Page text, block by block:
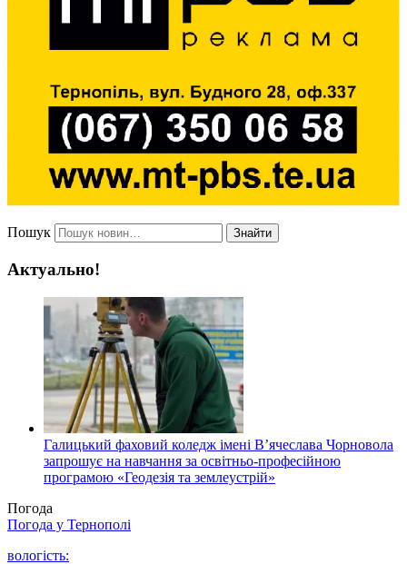
Пошук Знайти
Актуально!
Галицький фаховий коледж імені В’ячеслава Чорновола
запрошує на навчання за освітньо-професійною
програмою «Геодезія та землеустрій»
Погода
Погода у Тернополі
вологість: